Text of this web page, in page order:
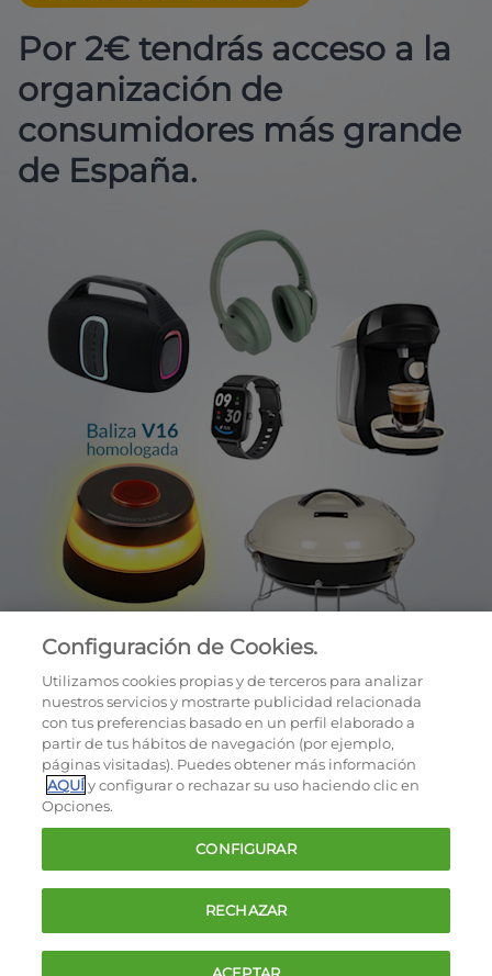
Por 2€ tendrás acceso a la
organización de
consumidores más grande
de España.
Cookies
Política de privacidad
Términos y condiciones de la oferta
Contacto
FAQ
Configuración de Cookies.
Utilizamos cookies propias y de terceros para analizar
nuestros servicios y mostrarte publicidad relacionada
con tus preferencias basado en un perfil elaborado a
partir de tus hábitos de navegación (por ejemplo,
páginas visitadas). Puedes obtener más información
AQUÍy configurar o rechazar su uso haciendo clic en
Opciones.
CONFIGURAR
RECHAZAR